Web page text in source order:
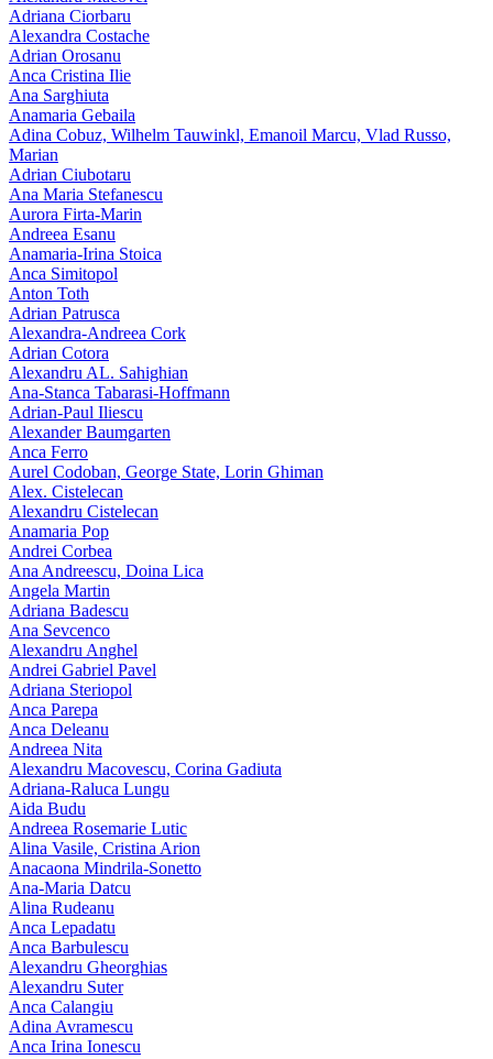
Adriana Ciorbaru
Alexandra Costache
Adrian Orosanu
Anca Cristina Ilie
Ana Sarghiuta
Anamaria Gebaila
Adina Cobuz, Wilhelm Tauwinkl, Emanoil Marcu, Vlad Russo,
Marian
Adrian Ciubotaru
Ana Maria Stefanescu
Aurora Firta-Marin
Andreea Esanu
Anamaria-Irina Stoica
Anca Simitopol
Anton Toth
Adrian Patrusca
Alexandra-Andreea Cork
Adrian Cotora
Alexandru AL. Sahighian
Ana-Stanca Tabarasi-Hoffmann
Adrian-Paul Iliescu
Alexander Baumgarten
Anca Ferro
Aurel Codoban, George State, Lorin Ghiman
Alex. Cistelecan
Alexandru Cistelecan
Anamaria Pop
Andrei Corbea
Ana Andreescu, Doina Lica
Angela Martin
Adriana Badescu
Ana Sevcenco
Alexandru Anghel
Andrei Gabriel Pavel
Adriana Steriopol
Anca Parepa
Anca Deleanu
Andreea Nita
Alexandru Macovescu, Corina Gadiuta
Adriana-Raluca Lungu
Aida Budu
Andreea Rosemarie Lutic
Alina Vasile, Cristina Arion
Anacaona Mindrila-Sonetto
Ana-Maria Datcu
Alina Rudeanu
Anca Lepadatu
Anca Barbulescu
Alexandru Gheorghias
Alexandru Suter
Anca Calangiu
Adina Avramescu
Anca Irina Ionescu